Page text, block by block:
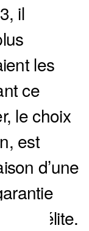
il
les
ce
le choix
est
d’une
élite.